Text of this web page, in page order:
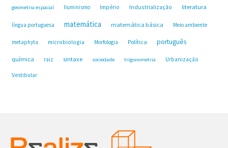
geometria espacial Iluminismo Império Industrialização literatura
língua portuguesa matemática matemática básica Meio ambiente
metaphyta microbiologia Morfologia Política português
química raiz sintaxe sociedade trigonometria Urbanização
Vestibular